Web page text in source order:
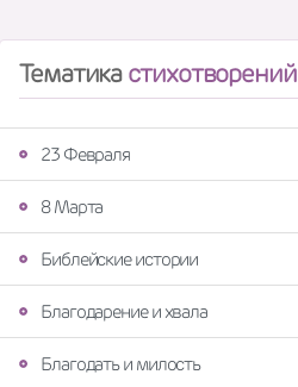
Тематикастихотворений
23 Февраля
8 Марта
Библейские истории
Благодарение и хвала
Благодать и милость